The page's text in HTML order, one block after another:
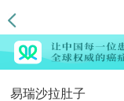
易瑞沙拉肚子